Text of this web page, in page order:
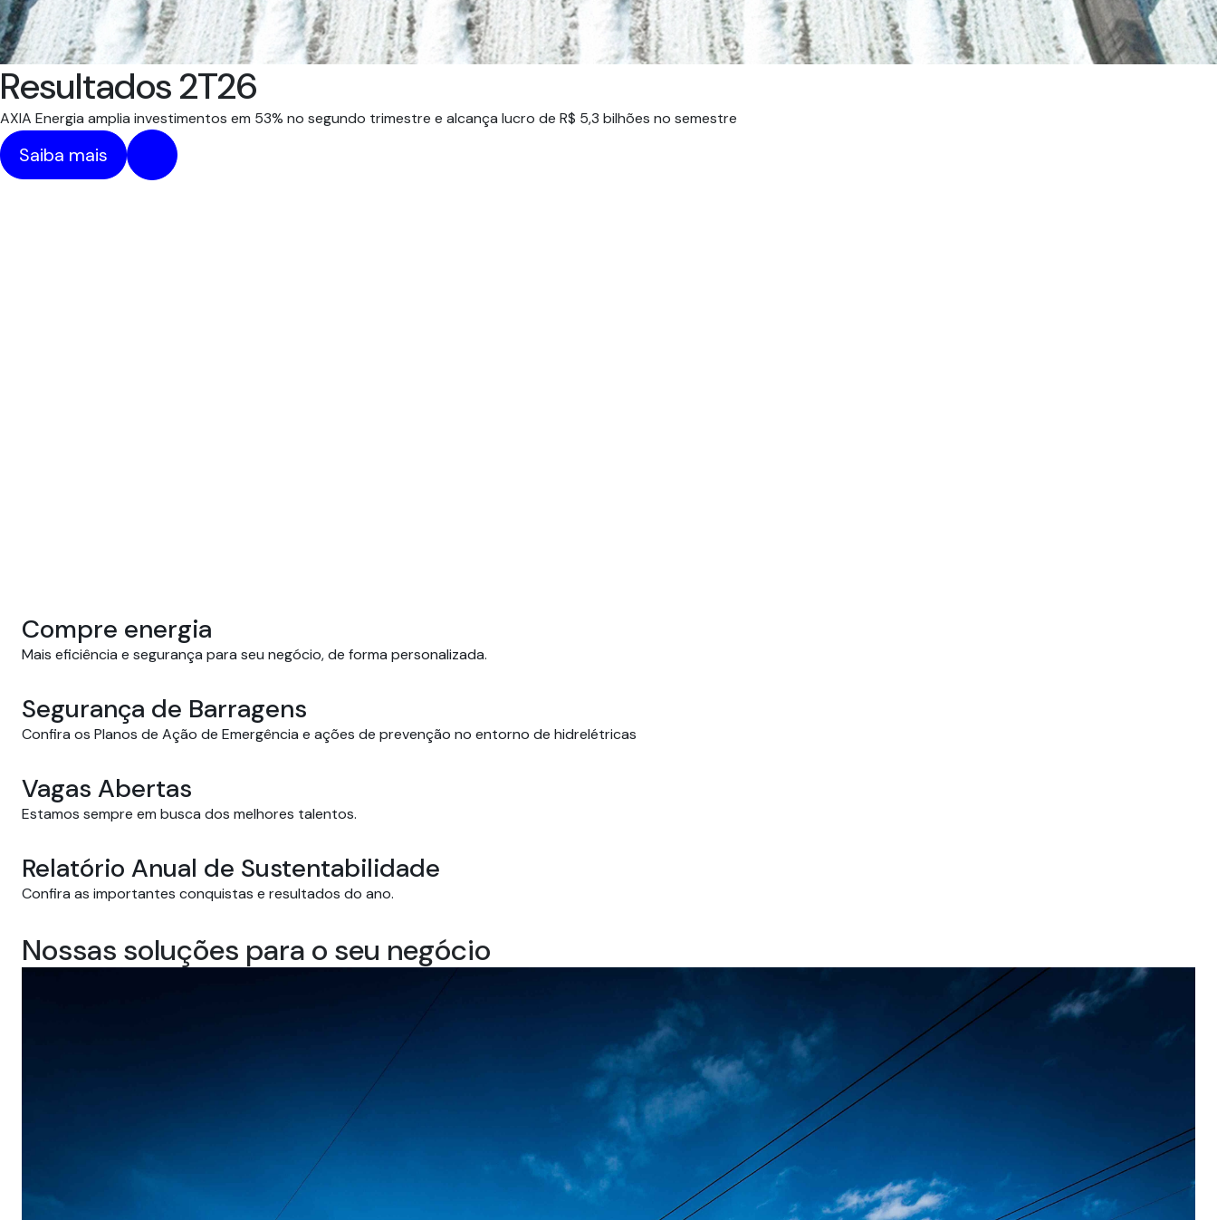
Fundos Regionais
Resultados 2T26
AXIA Energia amplia investimentos em 53% no segundo trimestre e alcança lucro de R$ 5,3 bilhões no semestre
Saiba mais
Compre energia
Mais eficiência e segurança para seu negócio, de forma personalizada.
Segurança de Barragens
Confira os Planos de Ação de Emergência e ações de prevenção no entorno de hidrelétricas
Vagas Abertas
Estamos sempre em busca dos melhores talentos.
Relatório Anual de Sustentabilidade
Confira as importantes conquistas e resultados do ano.
Nossas soluções para o seu negócio